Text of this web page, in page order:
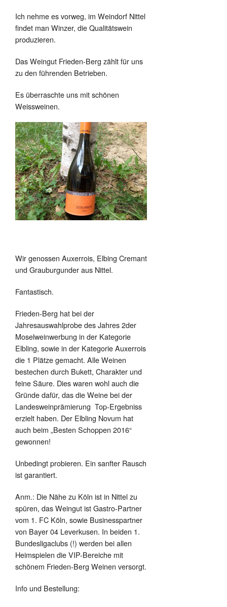
Ich nehme es vorweg, im Weindorf Nittel
findet man Winzer, die Qualitätswein
produzieren.
Das Weingut Frieden-Berg zählt für uns
zu den führenden Betrieben.
Es überraschte uns mit schönen
Weissweinen.
Wir genossen Auxerrois, Elbing Cremant
und Grauburgunder aus Nittel.
Fantastisch.
Frieden-Berg hat bei der
Jahresauswahlprobe des Jahres 2der
Moselweinwerbung in der Kategorie
Elbling, sowie in der Kategorie Auxerrois
die 1 Plätze gemacht. Alle Weinen
bestechen durch Bukett, Charakter und
feine Säure. Dies waren wohl auch die
Gründe dafür, das die Weine bei der
Landesweinprämierung Top-Ergebniss
erzielt haben. Der Elbling Novum hat
auch beim „Besten Schoppen 2016“
gewonnen!
Unbedingt probieren. Ein sanfter Rausch
ist garantiert.
Anm.: Die Nähe zu Köln ist in Nittel zu
spüren, das Weingut ist Gastro-Partner
vom 1. FC Köln, sowie Businesspartner
von Bayer 04 Leverkusen. In beiden 1.
Bundesligaclubs (!) werden bei allen
Heimspielen die VIP-Bereiche mit
schönem Frieden-Berg Weinen versorgt.
Info und Bestellung: